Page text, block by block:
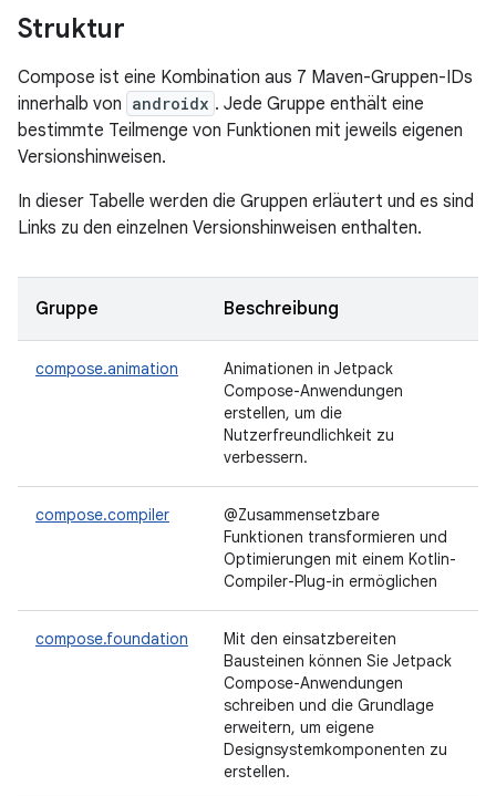
Struktur
Compose ist eine Kombination aus 7 Maven-Gruppen-IDs
innerhalb von androidx . Jede Gruppe enthält eine
bestimmte Teilmenge von Funktionen mit jeweils eigenen
Versionshinweisen.
In dieser Tabelle werden die Gruppen erläutert und es sind
Links zu den einzelnen Versionshinweisen enthalten.
Gruppe Beschreibung
compose.animation
Animationen in Jetpack
Compose-Anwendungen
erstellen, um die
Nutzerfreundlichkeit zu
verbessern.
compose.compiler
@Zusammensetzbare
Funktionen transformieren und
Optimierungen mit einem Kotlin-
Compiler-Plug-in ermöglichen
compose.foundation
Mit den einsatzbereiten
Bausteinen können Sie Jetpack
Compose-Anwendungen
schreiben und die Grundlage
erweitern, um eigene
Designsystemkomponenten zu
erstellen.